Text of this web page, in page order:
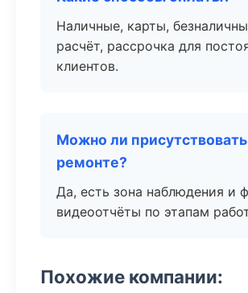
Наличные, карты,
расчёт, рассрочка для
клиентов.
Можно ли
ремонте?
Да, есть зона наблюдения и
видеоотчёты по этапам
Похожие компании: